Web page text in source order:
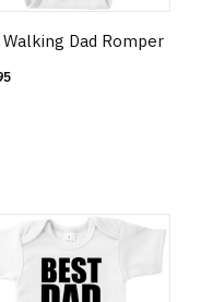
Dad Romper